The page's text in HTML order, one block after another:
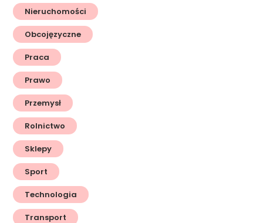
Nieruchomości
Obcojęzyczne
Praca
Prawo
Przemysł
Rolnictwo
Sklepy
Sport
Technologia
Transport